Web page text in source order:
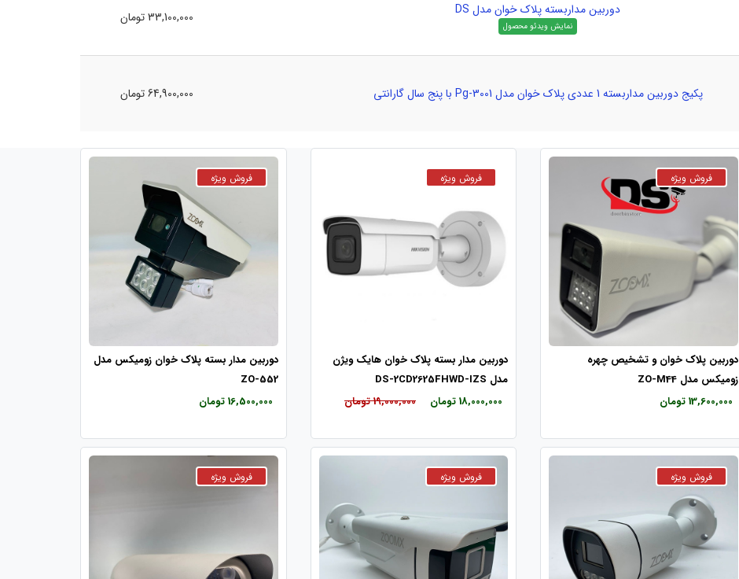
دوربین مداربسته پلاک خوان مدل DS 33,100,000 تومان
پکیج دوربین مداربسته 1 عددی پلاک خوان مدل Pg-3001 با پنج سال گارانتی 64,900,000 تومان
دوربین پلاک خوان و تشخیص چهره
زومیکس مدل ZO-M44
13,600,000 تومان
دوربین مدار بسته پلاک خوان هایک ویژن
مدل DS-2CD2625FHWD-IZS
18,000,000 تومان
19,000,000 تومان
دوربین مدار بسته پلاک خوان زومیکس مدل
ZO-552
16,500,000 تومان